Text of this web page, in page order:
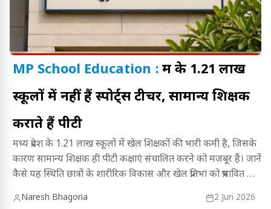
MP School Education : मप्र के 1.21 लाख
स्कूलों में नहीं हैं स्पोर्ट्स टीचर, सामान्य शिक्षक
कराते हैं पीटी
मध्य प्रदेश के 1.21 लाख स्कूलों में खेल शिक्षकों की भारी कमी है, जिसके
कारण सामान्य शिक्षक ही पीटी कक्षाएं संचालित करने को मजबूर हैं। जानें
कैसे यह स्थिति छात्रों के शारीरिक विकास और खेल प्रतिभा को प्रभावित कर
Naresh Bhagoria 2 Jun 2026